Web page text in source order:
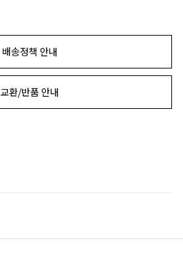
배송정책 안내
교환/반품 안내